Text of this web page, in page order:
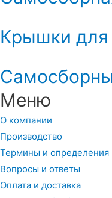
Крышки
Меню
О компании
Производство
Термины и определения
Вопросы и ответы
Оплата и доставка